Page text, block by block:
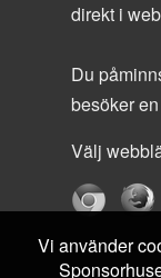
direkt i
Du
besöker
Välj
Vi använder